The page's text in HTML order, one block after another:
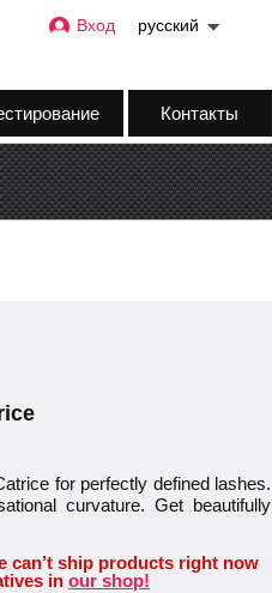
Контакты
Вход русский
for perfectly defined lashes.
curvature. Get beautifully
can’t ship products right now
in our shop!